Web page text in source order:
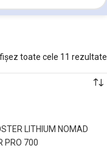
toate cele 11 rezultate